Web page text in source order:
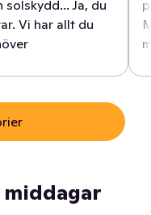
solskydd... Ja, du
Vi har allt du
middagar